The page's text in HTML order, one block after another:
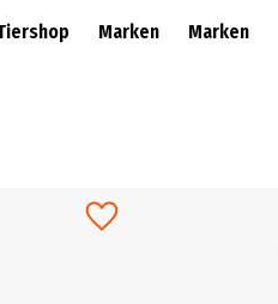
Marken Marken